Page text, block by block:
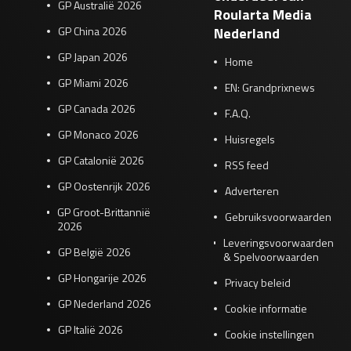
GP Australië 2026
GP China 2026
GP Japan 2026
GP Miami 2026
GP Canada 2026
GP Monaco 2026
GP Catalonië 2026
GP Oostenrijk 2026
GP Groot-Brittannië
2026
GP België 2026
GP Hongarije 2026
GP Nederland 2026
GP Italië 2026
Roularta Media
Nederland
Home
EN: Grandprixnews
F.A.Q.
Huisregels
RSS feed
Adverteren
Gebruiksvoorwaarden
Leveringsvoorwaarden
& Spelvoorwaarden
Privacy beleid
Cookie informatie
Cookie instellingen